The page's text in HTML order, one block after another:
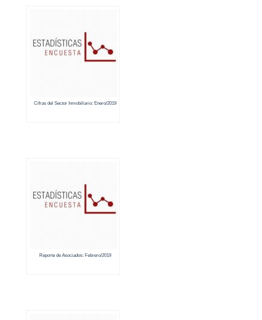
Cifras del Sector Inmobiliario: Enero/2019
Reporte de Asociados: Febrero/2019